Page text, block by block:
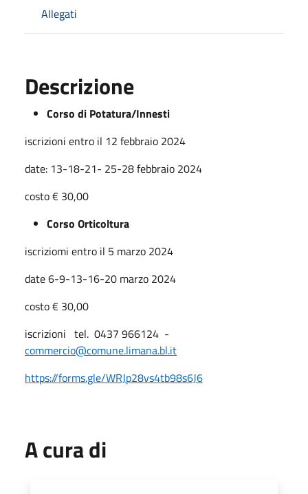
Allegati
Descrizione
Corso di Potatura/Innesti
iscrizioni entro il 12 febbraio 2024
date: 13-18-21- 25-28 febbraio 2024
costo € 30,00
Corso Orticoltura
iscriziomi entro il 5 marzo 2024
date 6-9-13-16-20 marzo 2024
costo € 30,00
iscrizioni tel. 0437 966124 -
commercio@comune.limana.bl.it
https://forms.gle/WRJp28vs4tb98s6J6
A cura di